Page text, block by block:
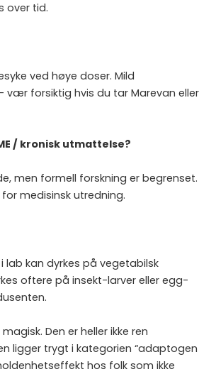
over tid.
ved høye doser. Mild
vær forsiktig hvis du tar Marevan eller
/ kronisk utmattelse?
men formell forskning er begrenset.
medisinsk utredning.
lab kan dyrkes på vegetabilsk
oftere på insekt-larver eller egg-
Den er heller ikke ren
ligger trygt i kategorien “adaptogen
hos folk som ikke